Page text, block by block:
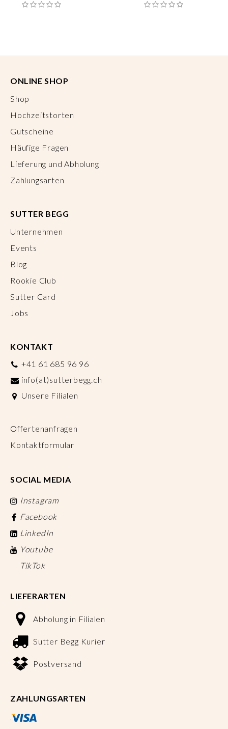
ONLINE SHOP
Shop
Hochzeitstorten
Gutscheine
Häufige Fragen
Lieferung und Abholung
Zahlungsarten
SUTTER BEGG
Unternehmen
Events
Blog
Rookie Club
Sutter Card
Jobs
KONTAKT
+41 61 685 96 96
info(at)sutterbegg.ch
Unsere Filialen
Offertenanfragen
Kontaktformular
SOCIAL MEDIA
Instagram
Facebook
LinkedIn
Youtube
TikTok
LIEFERARTEN
Abholung in Filialen
Sutter Begg Kurier
Postversand
ZAHLUNGSARTEN